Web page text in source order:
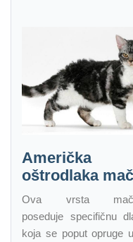
Američka
oštrodlaka
Ova vrsta
poseduje specifičnu
koja se poput opruge